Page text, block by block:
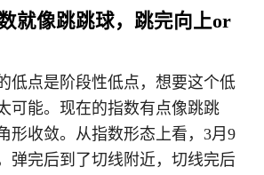
就像跳跳球，跳完向上or
低点是阶段性低点，想要这个低
可能。现在的指数有点像跳跳
形收敛。从指数形态上看，3月9
弹完后到了切线附近，切线完后